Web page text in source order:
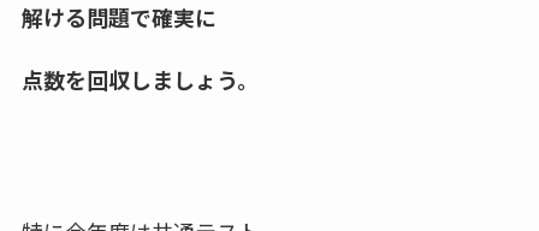
解ける問題で確実に
点数を回収しましょう。